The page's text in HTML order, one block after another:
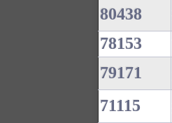
80438
78153
79171
71115